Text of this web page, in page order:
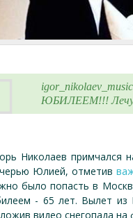
ЮБИЛЕЕМ!!! Лечууу
Николаев примчался
Юлией, отметив
было попасть в
- 65 лет. Вылет из
видео снегопада на